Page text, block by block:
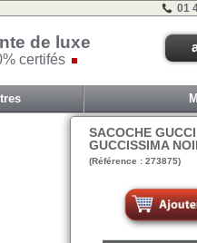
01
de luxe
certifés
SACOCHE
GUCCISSIMA
(Référence : 273875)